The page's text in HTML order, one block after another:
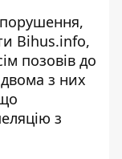
Bihus.info,
позовів до
з них
з